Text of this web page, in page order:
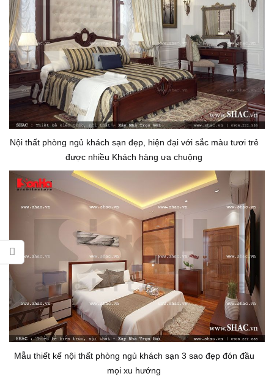
Nội thất phòng ngủ khách sạn đẹp, hiện đại với sắc màu tươi trẻ
được nhiều Khách hàng ưa chuộng
Mẫu thiết kế nội thất phòng ngủ khách sạn 3 sao đẹp đón đầu
mọi xu hướng